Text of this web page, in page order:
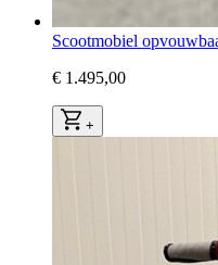
Scootmobiel
€ 1.495,00
+